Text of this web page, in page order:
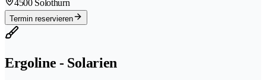
4500 Solothurn
Termin reservieren
Ergoline - Solarien